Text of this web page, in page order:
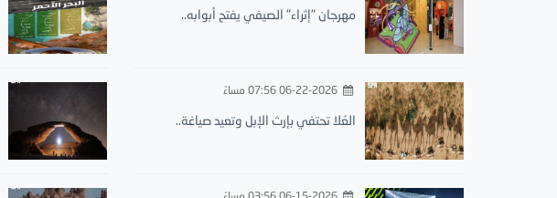
مهرجان "إثراء" الصيفي يفتح أبوابه..
العُلا تحتفي بإرث الإبل وتعيد صياغة..